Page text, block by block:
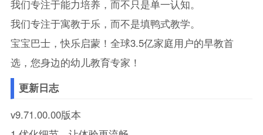
我们专注于能力培养，而不只是单一认知。
我们专注于寓教于乐，而不是填鸭式教学。
宝宝巴士，快乐启蒙！全球3.5亿家庭用户的早教首
选，您身边的幼儿教育专家！
更新日志
v9.71.00.00版本